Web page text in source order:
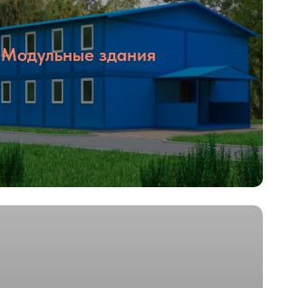
Модульные здания